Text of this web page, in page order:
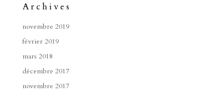
Archives
novembre 2019
février 2019
mars 2018
décembre 2017
novembre 2017